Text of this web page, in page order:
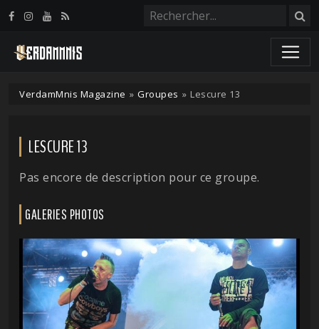
VerdamMnis Magazine » Groupes » Lescure 13
LESCURE 13
Pas encore de description pour ce groupe.
GALERIES PHOTOS
Panneau de gestion des cookies